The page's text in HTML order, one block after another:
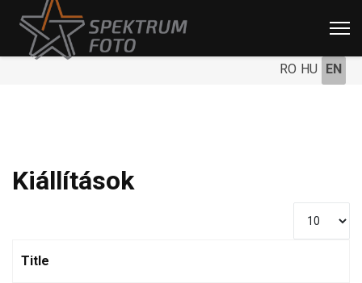
RO HU EN
Kiállítások
Display #
Title